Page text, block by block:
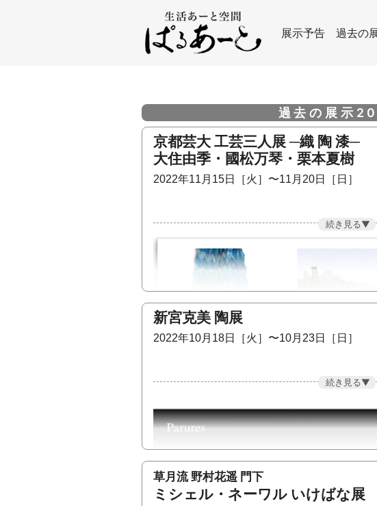
展示予告(current)
過去の
過去の展示
京都芸大 工芸三人展 ─織 陶 漆─
大住由季・國松万琴・栗本夏樹
2022年11月15日［火］〜11月20日［日］
私たち３人は京都市立芸術大学工芸科の同
た。専門分野は織、陶、漆と違いますが、
制作活動を続けて来ました。
今回、生活あーと空間ぱるあーとを会場と
新宮克美 陶展
2022年10月18日［火］〜10月23日［日］
草月流 野村花遥 門下
ミシェル・ネーワル いけばな展